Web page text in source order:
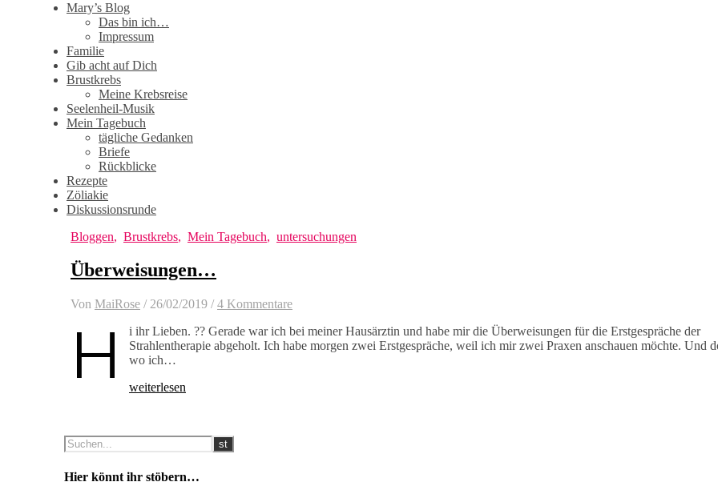
Mary’s Blog
Das bin ich…
Impressum
Familie
Gib acht auf Dich
Brustkrebs
Meine Krebsreise
Seelenheil-Musik
Mein Tagebuch
tägliche Gedanken
Briefe
Rückblicke
Rezepte
Zöliakie
Diskussionsrunde
Bloggen, Brustkrebs, Mein Tagebuch, untersuchungen
Überweisungen…
Von MaiRose / 26/02/2019 / 4 Kommentare
H
i ihr Lieben. ?? Gerade war ich bei meiner Hausärztin und habe mir die Überweisungen für die Erstgespräche der
Strahlentherapie abgeholt. Ich habe morgen zwei Erstgespräche, weil ich mir zwei Praxen anschauen möchte. Und
wo ich…
weiterlesen
Hier könnt ihr stöbern…